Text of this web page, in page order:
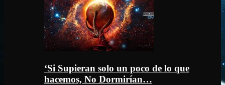
‘Si Supieran solo un poco de lo que
hacemos, No Dormirían…